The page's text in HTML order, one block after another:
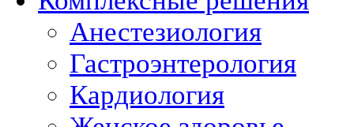
Анестезиология
Гастроэнтерология
Кардиология